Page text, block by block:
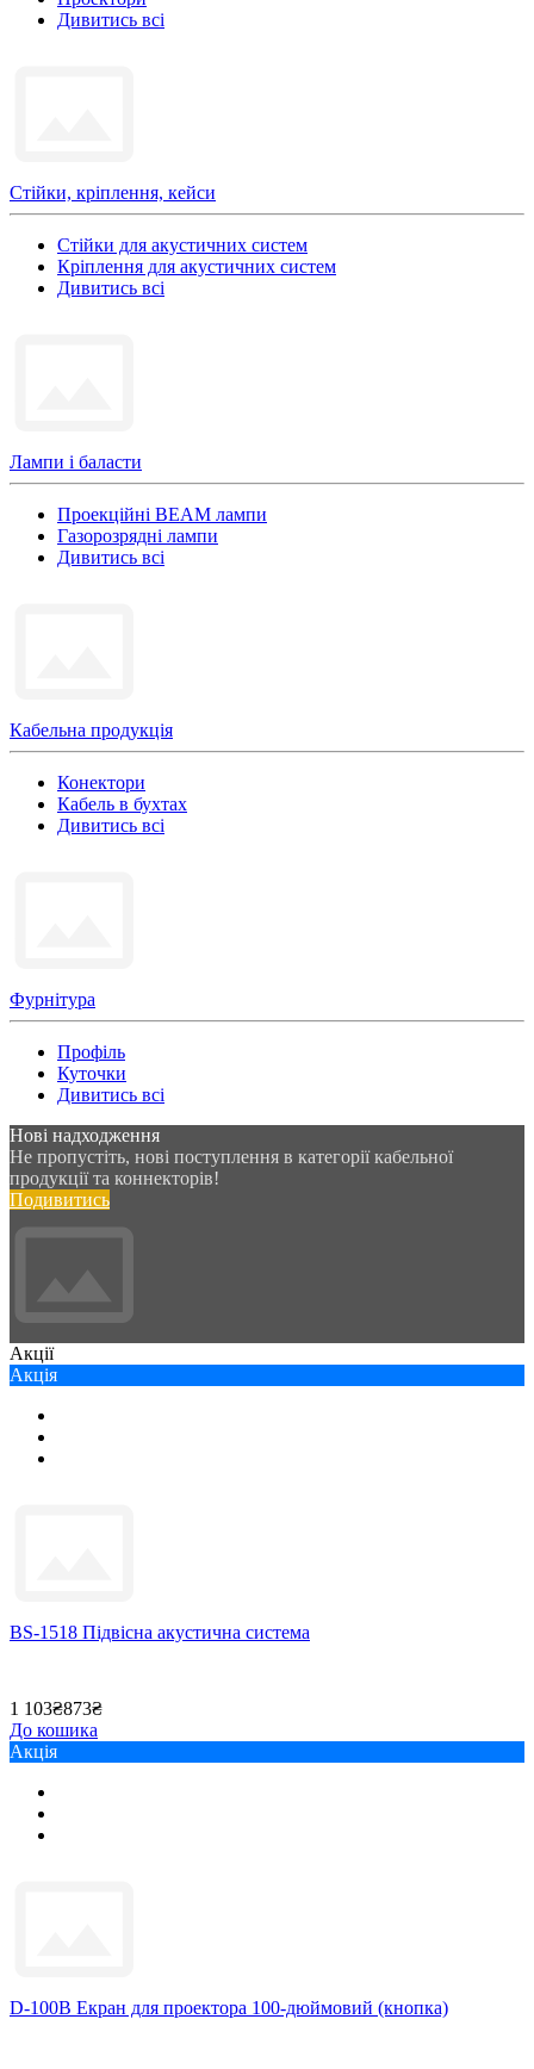
Дивитись всі
Стійки, кріплення, кейси
Стійки для акустичних систем
Кріплення для акустичних систем
Дивитись всі
Лампи і баласти
Проекційні BEAM лампи
Газорозрядні лампи
Дивитись всі
Кабельна продукція
Конектори
Кабель в бухтах
Дивитись всі
Фурнітура
Профіль
Куточки
Дивитись всі
Нові надходження
Не пропустіть, нові поступлення в категорії кабельної
продукції та коннекторів!
Подивитись
Акції
Акція
BS-1518 Підвісна акустична система
1 103₴873₴
До кошика
Акція
D-100B Екран для проектора 100-дюймовий (кнопка)